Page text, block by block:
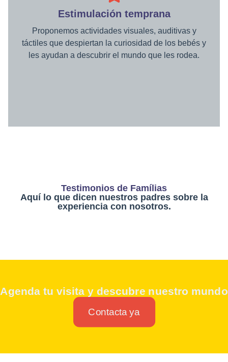
Estimulación temprana
Proponemos actividades visuales, auditivas y
táctiles que despiertan la curiosidad de los bebés y
les ayudan a descubrir el mundo que les rodea.
Testimonios de Famílias
Aquí lo que dicen nuestros padres sobre la
experiencia con nosotros.
tu visita y descubre nuestro
Contacta ya